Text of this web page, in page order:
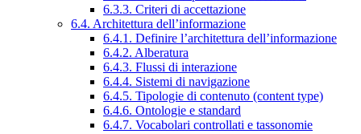
6.3.3. Criteri di accettazione
6.4. Architettura dell’informazione
6.4.1. Definire l’architettura dell’informazione
6.4.2. Alberatura
6.4.3. Flussi di interazione
6.4.4. Sistemi di navigazione
6.4.5. Tipologie di contenuto (content type)
6.4.6. Ontologie e standard
6.4.7. Vocabolari controllati e tassonomie